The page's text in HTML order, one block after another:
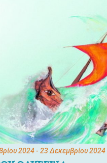
2024- 23 Δεκεμβρίου 2024